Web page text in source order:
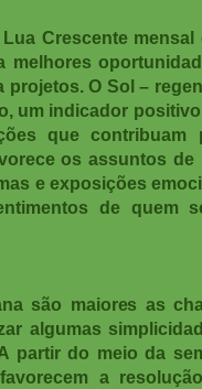
Crescente
melhores
projetos. O Sol –
um indicador
que contribuam
os assuntos
e exposições
de quem
são maiores as
algumas
partir do meio da
a